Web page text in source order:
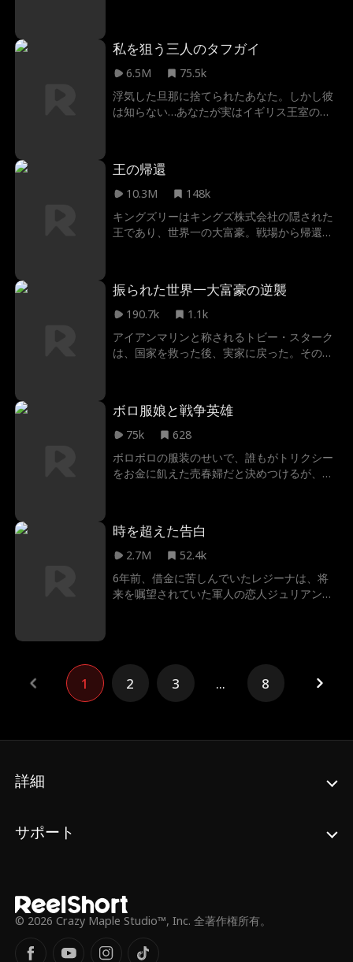
ダンテが、二人の結婚式で映像一本で兄の仮
面を容赦なく剥ぎ取っていく。
私を狙う三人のタフガイ
6.5M
75.5k
浮気した旦那に捨てられたあなた。しかし彼
は知らない…あなたが実はイギリス王室の血
間！あなたは一体誰を選ぶ？それとも…３人
全員！？
王の帰還
10.3M
148k
キングズリーはキングズ株式会社の隠された
王であり、世界一の大富豪。戦場から帰還す
果たして、彼女に後悔させる方法とは？最強
の男が運命を覆す、逆転劇が今始まる！
振られた世界一大富豪の逆襲
190.7k
1.1k
アイアンマリンと称されるトビー・スターク
は、国家を救った後、実家に戻った。その時
かった。トビーの支援のおかげで博士号を取
って、全国一のAI企業に入ったにもかかわら
話を切り出した。トビアスはどのようにして
彼女に反撃するだろう？
ボロ服娘と戦争英雄
75k
628
ボロボロの服装のせいで、誰もがトリクシー
をお金に飢えた売春婦だと決めつけるが、ま
射止められる唯一の存在だということに！
時を超えた告白
2.7M
52.4k
6年前、借金に苦しんでいたレジーナは、将
来を嘱望されていた軍人の恋人ジュリアンの
れ合う二人だが、身分の差や周囲のプレッシ
ャーが立ちはだかる。それでも——もう一
度、愛を取り戻すことはできるのか。
1 2 3 ... 8
詳細
サポート
© 2026 Crazy Maple Studio™, Inc. 全著作権所有。